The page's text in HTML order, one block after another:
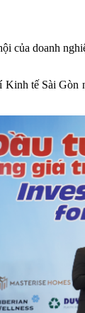
của doanh
tế Sài